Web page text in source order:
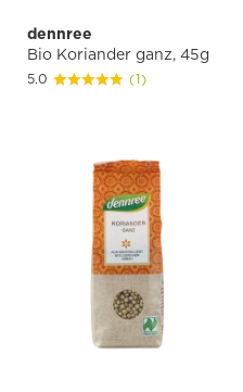
dennree
Bio Koriander ganz, 45g
5.0 (1)